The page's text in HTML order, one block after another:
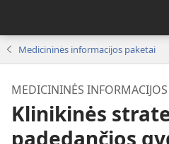
Medicininės informacijos paketai
MEDICININĖS
Klinikinės
padedančios